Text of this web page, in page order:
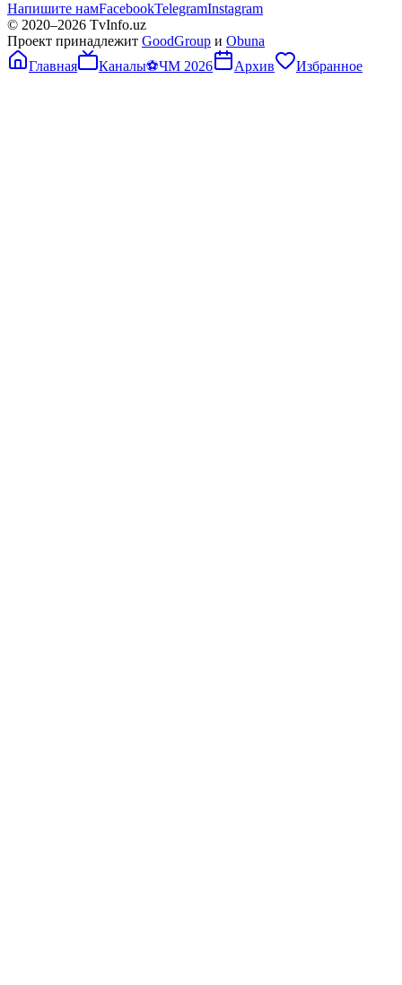
Напишите намFacebookTelegramInstagram
© 2020–2026 TvInfo.uz
Проект принадлежит GoodGroup и Obuna
Главная
Каналы⚽ЧМ 2026 Архив Избранное